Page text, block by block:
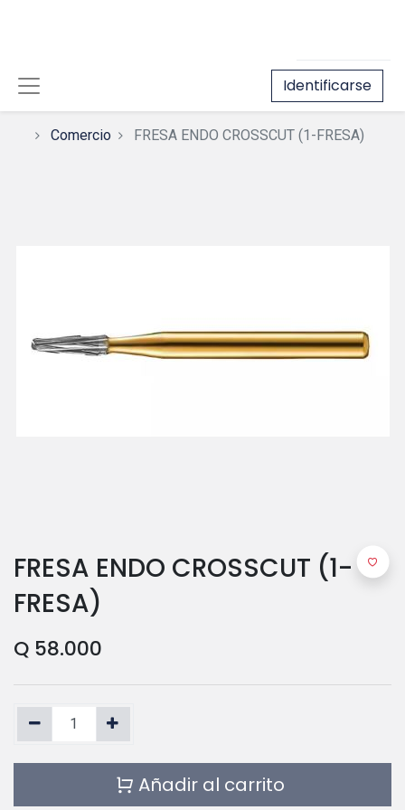
Identificarse
Comercio FRESA ENDO CROSSCUT (1-FRESA)
FRESA ENDO CROSSCUT (1-
FRESA)
Q 58.000
Añadir al carrito